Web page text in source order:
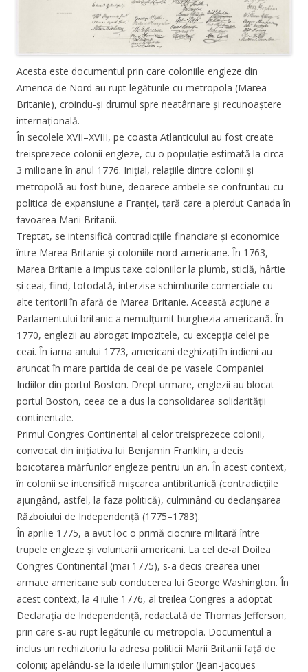
Acesta este documentul prin care coloniile engleze din
America de Nord au rupt legăturile cu metropola (Marea
Britanie), croindu-și drumul spre neatârnare și recunoaștere
internațională.
În secolele XVII–XVIII, pe coasta Atlanticului au fost create
treisprezece colonii engleze, cu o populație estimată la circa
3 milioane în anul 1776. Inițial, relațiile dintre colonii și
metropolă au fost bune, deoarece ambele se confruntau cu
politica de expansiune a Franței, țară care a pierdut Canada în
favoarea Marii Britanii.
Treptat, se intensifică contradicțiile financiare și economice
între Marea Britanie și coloniile nord-americane. În 1763,
Marea Britanie a impus taxe coloniilor la plumb, sticlă, hârtie
și ceai, fiind, totodată, interzise schimburile comerciale cu
alte teritorii în afară de Marea Britanie. Această acțiune a
Parlamentului britanic a nemulțumit burghezia americană. În
1770, englezii au abrogat impozitele, cu excepția celei pe
ceai. În iarna anului 1773, americani deghizați în indieni au
aruncat în mare partida de ceai de pe vasele Companiei
Indiilor din portul Boston. Drept urmare, englezii au blocat
portul Boston, ceea ce a dus la consolidarea solidarității
continentale.
Primul Congres Continental al celor treisprezece colonii,
convocat din inițiativa lui Benjamin Franklin, a decis
boicotarea mărfurilor engleze pentru un an. În acest context,
în colonii se intensifică mișcarea antibritanică (contradicțiile
ajungând, astfel, la faza politică), culminând cu declanșarea
Războiului de Independență (1775–1783).
În aprilie 1775, a avut loc o primă ciocnire militară între
trupele engleze și voluntarii americani. La cel de-al Doilea
Congres Continental (mai 1775), s-a decis crearea unei
armate americane sub conducerea lui George Washington. În
acest context, la 4 iulie 1776, al treilea Congres a adoptat
Declarația de Independență, redactată de Thomas Jefferson,
prin care s-au rupt legăturile cu metropola. Documentul a
inclus un rechizitoriu la adresa politicii Marii Britanii față de
colonii; apelându-se la ideile iluminiștilor (Jean-Jacques